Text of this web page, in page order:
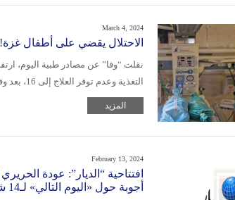
March 4, 2024
الاحتلال يقضي على أطفال غزة!
نقلت “وفا” عن مصادر طبية اليوم،
التغذية وعدم توفر العلاج إلى 16، بعد وفاة…
المزيد
February 13, 2024
افتتاحية “الديار”: عودة
أجوبة حول «اليوم التالي» لـ14 شباط !